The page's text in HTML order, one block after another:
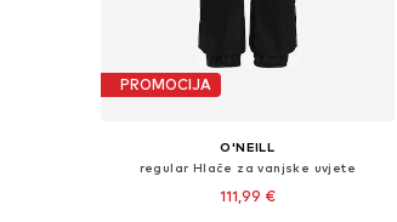
PROMOCIJA
O'NEILL
regular Hlače za vanjske uvjete
111,99 €